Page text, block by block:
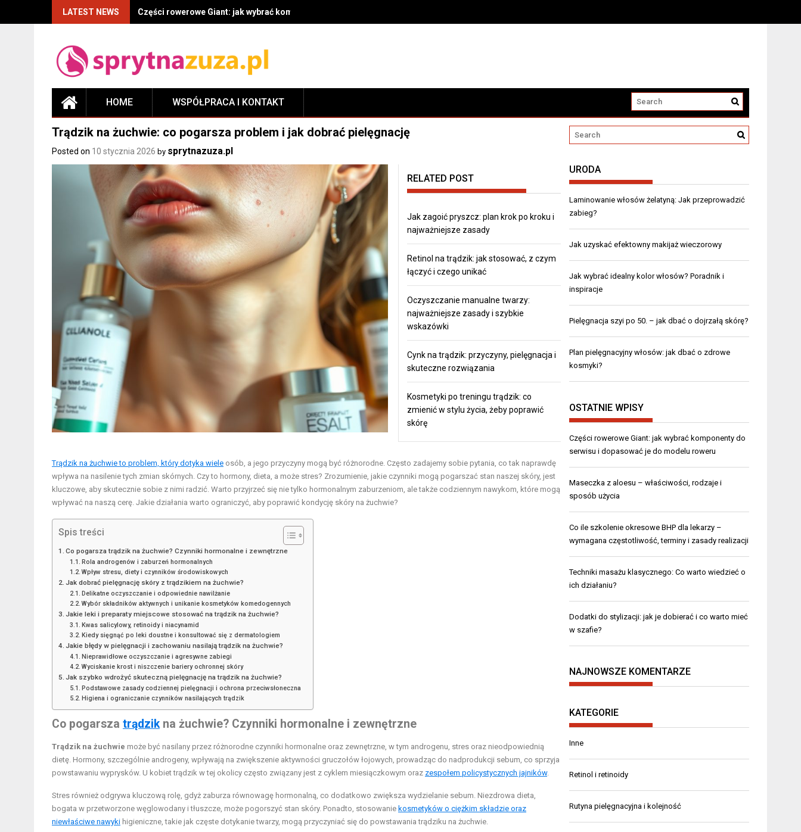
LATEST NEWS Części rowerowe Giant: jak wybrać komponenty do serwisu i dopasować je do modelu roweru
HOME WSPÓŁPRACA I KONTAKT
Trądzik na żuchwie: co pogarsza problem i jak dobrać pielęgnację
Posted on 10 stycznia 2026 by sprytnazuza.pl
RELATED POST
Jak zagoić pryszcz: plan krok po kroku i
najważniejsze zasady
Retinol na trądzik: jak stosować, z czym
łączyć i czego unikać
Oczyszczanie manualne twarzy:
najważniejsze zasady i szybkie
wskazówki
Cynk na trądzik: przyczyny, pielęgnacja i
skuteczne rozwiązania
Kosmetyki po treningu trądzik: co
zmienić w stylu życia, żeby poprawić
skórę
Trądzik na żuchwie to problem, który dotyka wiele osób, a jego przyczyny mogą być różnorodne. Często zadajemy sobie pytania, co tak naprawdę
wpływa na nasilenie tych zmian skórnych. Czy to hormony, dieta, a może stres? Zrozumienie, jakie czynniki mogą pogarszać stan naszej skóry, jest
kluczowe, aby skutecznie sobie z nimi radzić. Warto przyjrzeć się nie tylko hormonalnym zaburzeniom, ale także codziennym nawykom, które mogą
wpływać na naszą cerę. Jakie działania warto ograniczyć, aby poprawić kondycję skóry na żuchwie?
Spis treści
Co pogarsza trądzik na żuchwie? Czynniki hormonalne i zewnętrzne
Rola androgenów i zaburzeń hormonalnych
Wpływ stresu, diety i czynników środowiskowych
Jak dobrać pielęgnację skóry z trądzikiem na żuchwie?
Delikatne oczyszczanie i odpowiednie nawilżanie
Wybór składników aktywnych i unikanie kosmetyków komedogennych
Jakie leki i preparaty miejscowe stosować na trądzik na żuchwie?
Kwas salicylowy, retinoidy i niacynamid
Kiedy sięgnąć po leki doustne i konsultować się z dermatologiem
Jakie błędy w pielęgnacji i zachowaniu nasilają trądzik na żuchwie?
Nieprawidłowe oczyszczanie i agresywne zabiegi
Wyciskanie krost i niszczenie bariery ochronnej skóry
Jak szybko wdrożyć skuteczną pielęgnację na trądzik na żuchwie?
Podstawowe zasady codziennej pielęgnacji i ochrona przeciwsłoneczna
Higiena i ograniczanie czynników nasilających trądzik
Co pogarsza trądzik na żuchwie? Czynniki hormonalne i zewnętrzne
Trądzik na żuchwie może być nasilany przez różnorodne czynniki hormonalne oraz zewnętrzne, w tym androgenu, stres oraz nieodpowiednią
dietę. Hormony, szczególnie androgeny, wpływają na zwiększenie aktywności gruczołów łojowych, prowadząc do nadprodukcji sebum, co sprzyja
powstawaniu wyprysków. U kobiet trądzik w tej okolicy często związany jest z cyklem miesiączkowym oraz zespołem policystycznych jajników.
Stres również odgrywa kluczową rolę, gdyż zaburza równowagę hormonalną, co dodatkowo zwiększa wydzielanie sebum. Niezdrowa dieta,
bogata w przetworzone węglowodany i tłuszcze, może pogorszyć stan skóry. Ponadto, stosowanie kosmetyków o ciężkim składzie oraz
niewłaściwe nawyki higieniczne, takie jak częste dotykanie twarzy, mogą przyczyniać się do powstawania trądziku na żuchwie.
URODA
Laminowanie włosów żelatyną: Jak przeprowadzić
zabieg?
Jak uzyskać efektowny makijaż wieczorowy
Jak wybrać idealny kolor włosów? Poradnik i
inspiracje
Pielęgnacja szyi po 50. – jak dbać o dojrzałą skórę?
Plan pielęgnacyjny włosów: jak dbać o zdrowe
kosmyki?
OSTATNIE WPISY
Części rowerowe Giant: jak wybrać komponenty do
serwisu i dopasować je do modelu roweru
Maseczka z aloesu – właściwości, rodzaje i
sposób użycia
Co ile szkolenie okresowe BHP dla lekarzy –
wymagana częstotliwość, terminy i zasady realizacji
Techniki masażu klasycznego: Co warto wiedzieć o
ich działaniu?
Dodatki do stylizacji: jak je dobierać i co warto mieć
w szafie?
NAJNOWSZE KOMENTARZE
KATEGORIE
Inne
Retinol i retinoidy
Rutyna pielęgnacyjna i kolejność